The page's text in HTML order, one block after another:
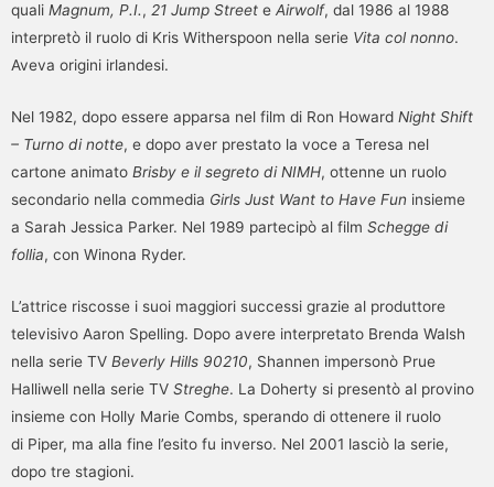
quali Magnum, P.I., 21 Jump Street e Airwolf, dal 1986 al 1988
interpretò il ruolo di Kris Witherspoon nella serie Vita col nonno.
Aveva origini irlandesi.
Nel 1982, dopo essere apparsa nel film di Ron Howard Night Shift
– Turno di notte, e dopo aver prestato la voce a Teresa nel
cartone animato Brisby e il segreto di NIMH, ottenne un ruolo
secondario nella commedia Girls Just Want to Have Fun insieme
a Sarah Jessica Parker. Nel 1989 partecipò al film Schegge di
follia, con Winona Ryder.
L’attrice riscosse i suoi maggiori successi grazie al produttore
televisivo Aaron Spelling. Dopo avere interpretato Brenda Walsh
nella serie TV Beverly Hills 90210, Shannen impersonò Prue
Halliwell nella serie TV Streghe. La Doherty si presentò al provino
insieme con Holly Marie Combs, sperando di ottenere il ruolo
di Piper, ma alla fine l’esito fu inverso. Nel 2001 lasciò la serie,
dopo tre stagioni.